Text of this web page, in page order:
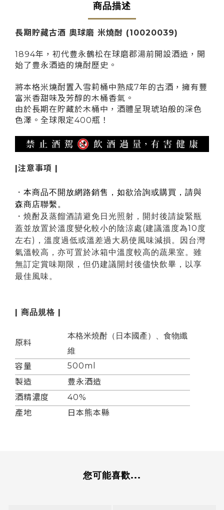
商品描述
長期貯藏古酒 奧球磨 米燒酎 (10020039)
1894年，初代豊永鶴松在球磨郡湯前開設酒造，開
始了豊永酒造的燒酎歷史。
將本格米燒酎置入雪莉桶中熟成7年的古酒，擁有豐
富米香甜味及芳醇的木桶香氣。
由於長期在貯藏於木桶中，酒體呈現琥珀般的深色
色澤。全球限定400瓶！
|注意事項 |
・ 本商品不開放網路銷售，如欲洽詢或購買，請與
森商店聯繫。
・燒酎及蒸餾酒請避免日光照射， 開封後請旋緊瓶
蓋並放置於溫度變化較小的陰涼處(建議溫度為10度
左右)， 溫度過低或溫差過大易使風味減損。 因台灣
氣溫較高，亦可置於冰箱中溫度較高的蔬果室。雖
無訂定賞味期限，但仍建議開封後儘快飲畢，以享
最佳風味。
| 商品規格 |
原料
本格米燒酎（日本國產）、食物纖
維
容量
500ml
製造
豊永酒造
酒精濃度
40%
產地
日本熊本縣
您可能喜歡...